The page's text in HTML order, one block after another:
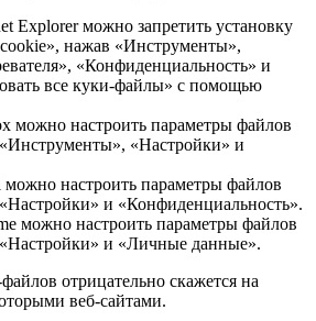
Explorer можно запретить установку
нажав «Инструменты»,
«Конфиденциальность» и
все куки-файлы» с помощью
можно настроить параметры файлов
«Настройки» и
можно настроить параметры файлов
и «Конфиденциальность».
можно настроить параметры файлов
и «Личные данные».
отрицательно скажется на
веб-сайтами.